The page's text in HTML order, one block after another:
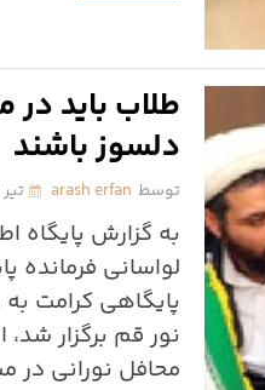
طلاب باید
دلسوز باشند
توسط arash erfan تیر 7, 1401
به گزارش پایگاه
لواسانی فرمانده
پایگاهی کرامت
نور قم برگزار
محافل نورانی